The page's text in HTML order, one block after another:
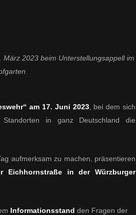
2023 beim Unterstellungsappell im
am 17. Juni 2023, bei dem sich
in ganz Deutschland die
aufmerksam zu machen, präsentieren
Eichhornstraße in der Würzburger
Informationsstand den Fragen der